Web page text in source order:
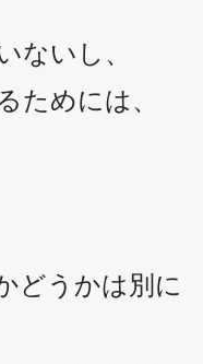
ないし、
ためには、
どうかは別に